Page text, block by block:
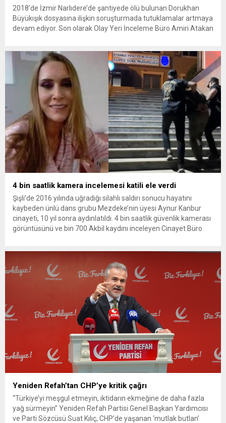
2018’de İzmir Narlıdere’de şantiyede ölü bulunan Dorukhan
Büyükışık dosyasına ilişkin soruşturmada tutuklamalar artmaya
devam ediyor. Son olarak Olay Yeri İnceleme Büro Amiri Atakan
bulunan Dorukhan Büyükışık’a ilişkin yeniden açılan
soruşturmada tutuklamalar genişliyor. Son olarak dönemin...
4 bin saatlik kamera incelemesi katili ele verdi
Şişli’de 2016 yılında uğradığı silahlı saldırı sonucu hayatını
kaybeden ünlü dans grubu Mezdeke’nin üyesi Aynur Kanbur
cinayeti, 10 yıl sonra aydınlatıldı. 4 bin saatlik güvenlik kamerası
görüntüsünü ve bin 700 Akbil kaydını inceleyen Cinayet Büro
Yeniden Refah’tan CHP’ye kritik çağrı
“Türkiye’yi meşgul etmeyin, iktidarın ekmeğine de daha fazla
yağ sürmeyin” Yeniden Refah Partisi Genel Başkan Yardımcısı
ve Parti Sözcüsü Suat Kılıç, CHP’de yaşanan ‘mutlak butlan’